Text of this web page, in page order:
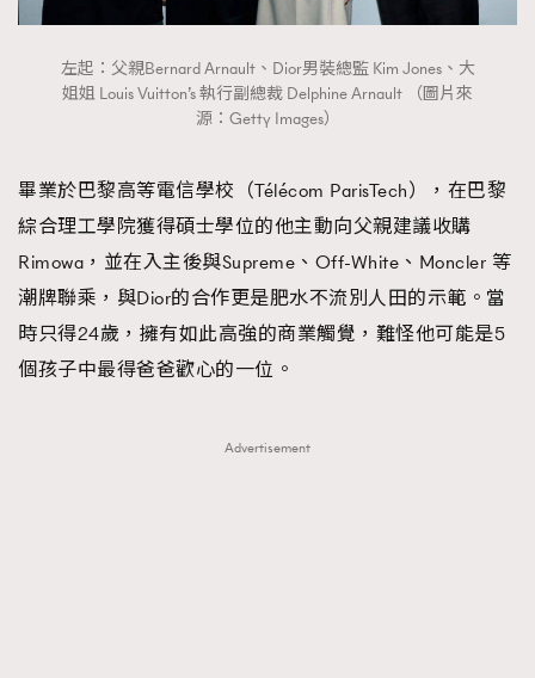
左起：父親Bernard Arnault、Dior男裝總監 Kim Jones、大
姐姐 Louis Vuitton’s 執行副總裁 Delphine Arnault （圖片來
源：Getty Images）
畢業於巴黎高等電信學校（Télécom ParisTech），在巴黎
綜合理工學院獲得碩士學位的他主動向父親建議收購
Rimowa，並在入主後與Supreme、Off-White、Moncler 等
潮牌聯乘，與Dior的合作更是肥水不流別人田的示範。當
時只得24歲，擁有如此高強的商業觸覺，難怪他可能是5
個孩子中最得爸爸歡心的一位。
Advertisement